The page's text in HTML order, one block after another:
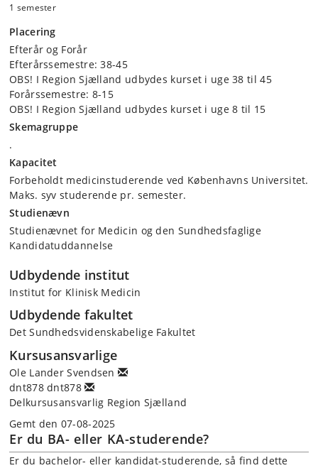
1 semester
Placering
Efterår og Forår
Efterårssemestre: 38-45
OBS! I Region Sjælland udbydes kurset i uge 38 til 45
Forårssemestre: 8-15
OBS! I Region Sjælland udbydes kurset i uge 8 til 15
Skemagruppe
.
Kapacitet
Forbeholdt medicinstuderende ved Københavns Universitet.
Maks. syv studerende pr. semester.
Studienævn
Studienævnet for Medicin og den Sundhedsfaglige
Kandidatuddannelse
Udbydende institut
Institut for Klinisk Medicin
Udbydende fakultet
Det Sundhedsvidenskabelige Fakultet
Kursusansvarlige
Ole Lander Svendsen
dnt878 dnt878
Delkursusansvarlig Region Sjælland
Gemt den 07-08-2025
Er du BA- eller KA-studerende?
Er du bachelor- eller kandidat-studerende, så find dette